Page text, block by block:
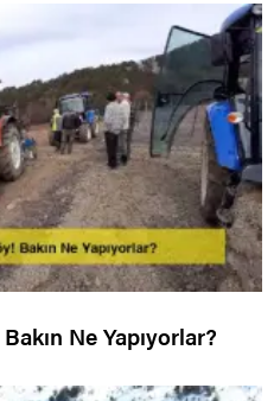
Ne Yapıyorlar?